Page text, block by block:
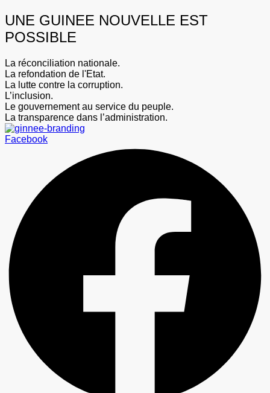
UNE GUINEE NOUVELLE EST
POSSIBLE
La réconciliation nationale.
La refondation de l'Etat.
La lutte contre la corruption.
L’inclusion.
Le gouvernement au service du peuple.
La transparence dans l’administration.
Facebook